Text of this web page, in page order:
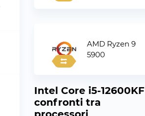
AMD Ryzen 9
5900
Intel Core i5-12600KF
confronti tra